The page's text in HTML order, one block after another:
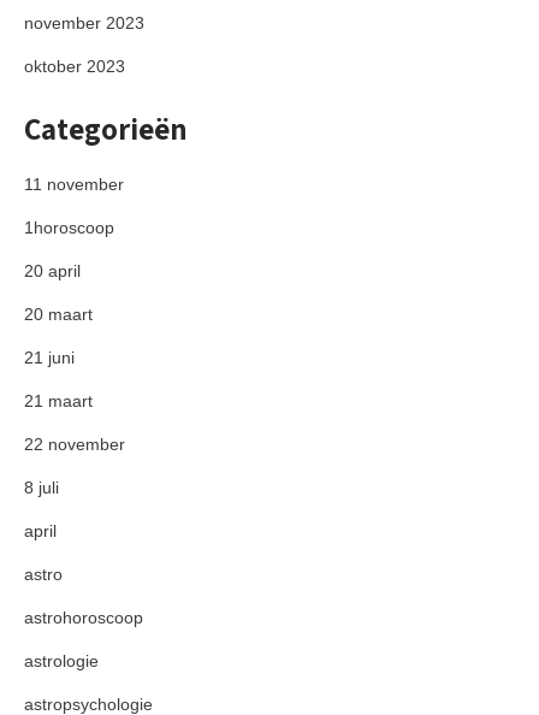
november 2023
oktober 2023
Categorieën
11 november
1horoscoop
20 april
20 maart
21 juni
21 maart
22 november
8 juli
april
astro
astrohoroscoop
astrologie
astropsychologie